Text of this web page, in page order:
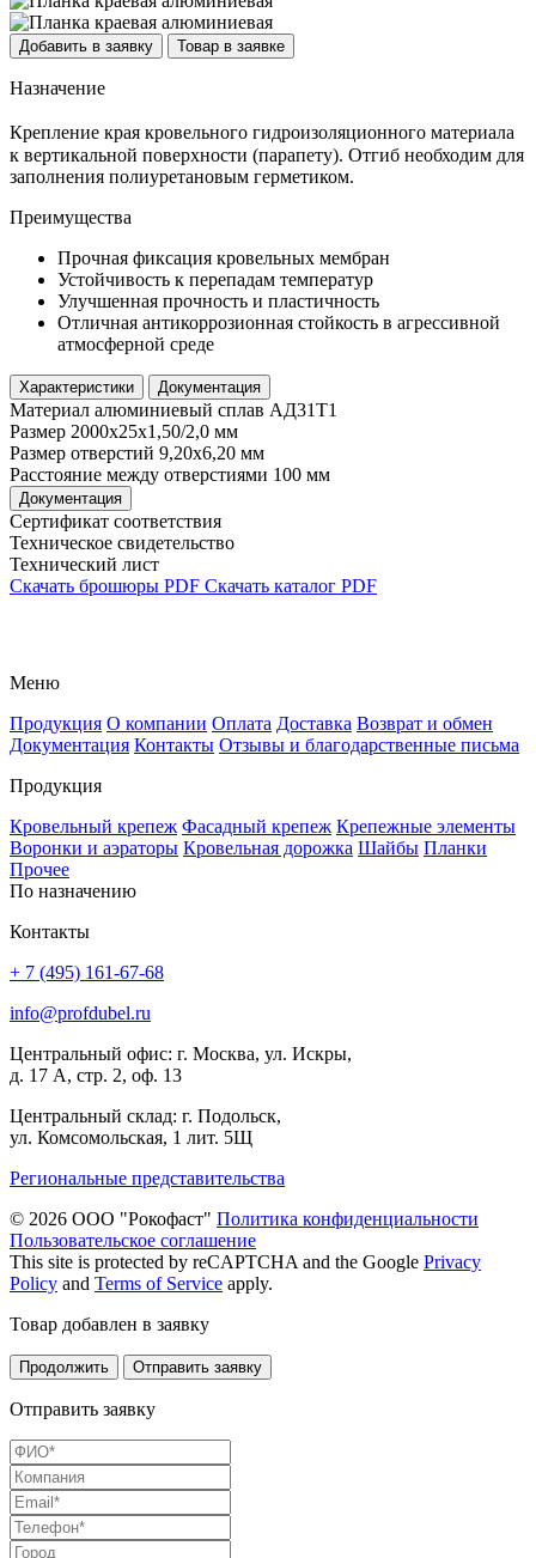
Добавить в заявку Товар в заявке
Назначение
Крепление края кровельного гидроизоляционного материала
к вертикальной поверхности (парапету). Отгиб необходим для
заполнения полиуретановым герметиком.
Преимущества
Прочная фиксация кровельных мембран
Устойчивость к перепадам температур
Улучшенная прочность и пластичность
Отличная антикоррозионная стойкость в агрессивной
атмосферной среде
Характеристики Документация
Материал алюминиевый сплав АД31Т1
Размер 2000х25х1,50/2,0 мм
Размер отверстий 9,20х6,20 мм
Расстояние между отверстиями 100 мм
Документация
Сертификат соответствия
Техническое свидетельство
Технический лист
Скачать брошюры PDF Скачать каталог PDF
Меню
Продукция О компании Оплата Доставка Возврат и обмен
Документация Контакты Отзывы и благодарственные письма
Продукция
Кровельный крепеж Фасадный крепеж Крепежные элементы
Воронки и аэраторы Кровельная дорожка Шайбы Планки
Прочее
По назначению
Контакты
+ 7 (495) 161-67-68
info@profdubel.ru
Центральный офис: г. Москва, ул. Искры,
д. 17 А, стр. 2, оф. 13
Центральный склад: г. Подольск,
ул. Комсомольская, 1 лит. 5Щ
Региональные представительства
© 2026 ООО "Рокофаст" Политика конфиденциальности
Пользовательское соглашение
This site is protected by reCAPTCHA and the Google Privacy
Policy and Terms of Service apply.
Товар добавлен в заявку
Продолжить Отправить заявку
Отправить заявку